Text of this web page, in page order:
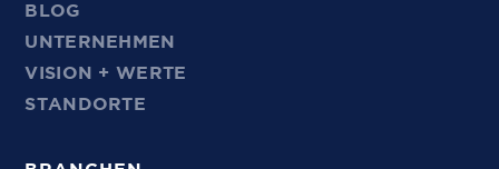
BLOG
UNTERNEHMEN
VISION + WERTE
STANDORTE